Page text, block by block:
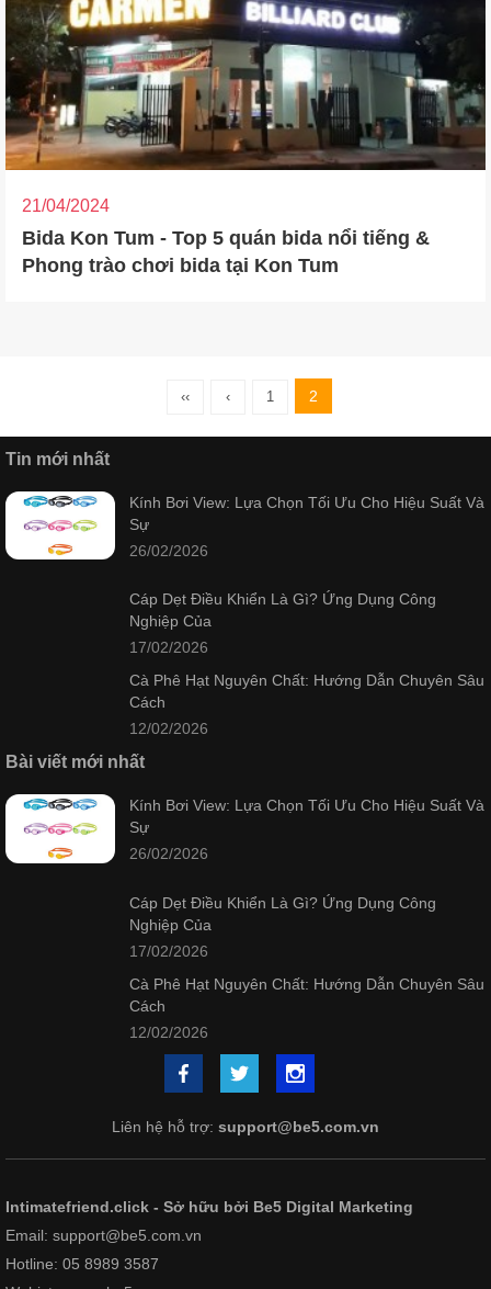
21/04/2024
Bida Kon Tum - Top 5 quán bida nổi tiếng &
Phong trào chơi bida tại Kon Tum
‹‹ ‹ 1 2
Tin mới nhất
Kính Bơi View: Lựa Chọn Tối Ưu Cho Hiệu Suất Và
Sự
26/02/2026
Cáp Dẹt Điều Khiển Là Gì? Ứng Dụng Công
Nghiệp Của
17/02/2026
Cà Phê Hạt Nguyên Chất: Hướng Dẫn Chuyên Sâu
Cách
12/02/2026
Bài viết mới nhất
Kính Bơi View: Lựa Chọn Tối Ưu Cho Hiệu Suất Và
Sự
26/02/2026
Cáp Dẹt Điều Khiển Là Gì? Ứng Dụng Công
Nghiệp Của
17/02/2026
Cà Phê Hạt Nguyên Chất: Hướng Dẫn Chuyên Sâu
Cách
12/02/2026
Liên hệ hỗ trợ: support@be5.com.vn
Intimatefriend.click - Sở hữu bởi Be5 Digital Marketing
Email: support@be5.com.vn
Hotline: 05 8989 3587